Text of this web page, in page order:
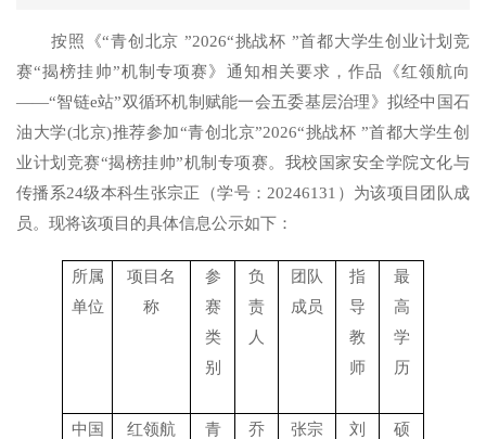
按照《“青创北京 ”2026“挑战杯 ”首都大学生创业计划竞
赛“揭榜挂帅”机制专项赛》通知相关要求，作品《红领航向
——“智链e站”双循环机制赋能一会五委基层治理》拟经中国石
油大学(北京)推荐参加“青创北京”2026“挑战杯 ”首都大学生创
业计划竞赛“揭榜挂帅”机制专项赛。我校国家安全学院文化与
传播系24级本科生张宗正（学号：20246131）为该项目团队成
员。现将该项目的具体信息公示如下：
所属
单位
项目名
称
参
赛
类
别
负
责
人
团队
成员
指
导
教
师
最
高
学
历
中国
红领航
青
乔
张宗
刘
硕